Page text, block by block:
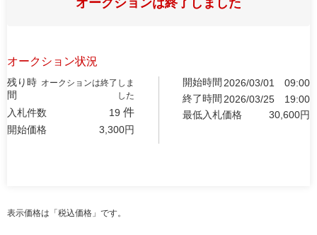
オークションは終了しました
オークション状況
残り時
間
オークションは終了しま
した
入札件数 19 件
開始価格 3,300円
開始時間 2026/03/01
09:00
終了時間 2026/03/25
19:00
最低入札価格
30,600円
表示価格は「税込価格」です。